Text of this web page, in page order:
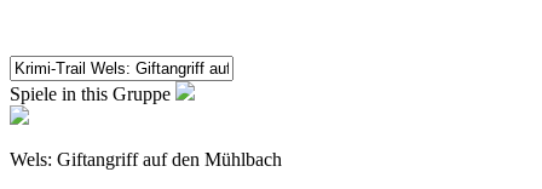
Spiele in this Gruppe
Wels: Giftangriff auf den Mühlbach